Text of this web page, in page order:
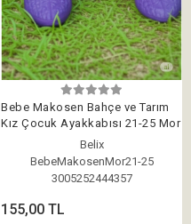
Bebe Makosen Bahçe ve Tarım
Kız Çocuk Ayakkabısı 21-25 Mor
Belix
BebeMakosenMor21-25
3005252444357
155,00 TL